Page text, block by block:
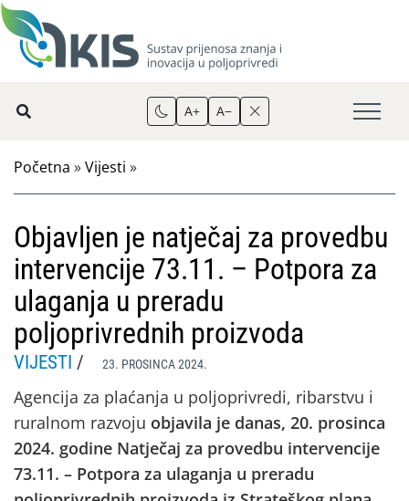
A+ A−
Početna »Vijesti »
Objavljen je natječaj za provedbu
intervencije 73.11. – Potpora za
ulaganja u preradu
poljoprivrednih proizvoda
VIJESTI / 23. PROSINCA 2024.
Agencija za plaćanja u poljoprivredi, ribarstvu i
ruralnom razvoju objavila je danas, 20. prosinca
2024. godine Natječaj za provedbu intervencije
73.11. – Potpora za ulaganja u preradu